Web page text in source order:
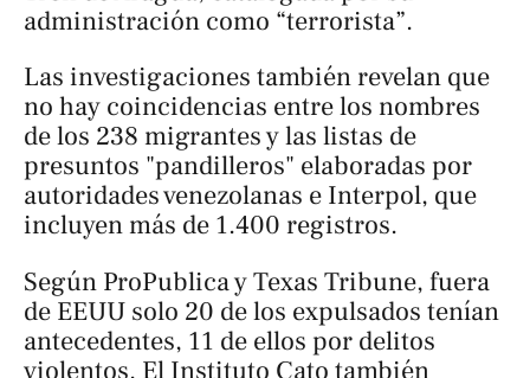
administración como “terrorista”.
Las investigaciones también revelan que
no hay coincidencias entre los nombres
de los 238 migrantes y las listas de
presuntos "pandilleros" elaboradas por
autoridades venezolanas e Interpol, que
incluyen más de 1.400 registros.
Según ProPublica y Texas Tribune, fuera
de EEUU solo 20 de los expulsados tenían
antecedentes, 11 de ellos por delitos
violentos. El Instituto Cato también